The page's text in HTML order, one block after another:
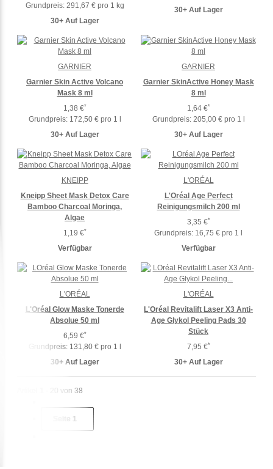
Grundpreis: 291,67 € pro 1 kg
30+ Auf Lager
30+ Auf Lager
Garnier Skin Active Volcano
Mask 8 ml
1,38 €*
Grundpreis: 172,50 € pro 1 l
30+ Auf Lager
GARNIER
Garnier SkinActive Honey Mask
8 ml
1,64 €*
Grundpreis: 205,00 € pro 1 l
30+ Auf Lager
GARNIER
Kneipp Sheet Mask Detox Care
Bamboo Charcoal Moringa,
Algae
1,19 €*
Verfügbar
KNEIPP
L'Oréal Age Perfect
Reinigungsmilch 200 ml
3,35 €*
Grundpreis: 16,75 € pro 1 l
Verfügbar
L'ORÉAL
L'Oréal Glow Maske Tonerde
Absolue 50 ml
6,59 €*
Grundpreis: 131,80 € pro 1 l
30+ Auf Lager
L'ORÉAL
L'Oréal Revitalift Laser X3 Anti-
Age Glykol Peeling Pads 30
Stück
7,95 €*
30+ Auf Lager
L'ORÉAL
Artikel 1 - 20 von 38
Seite 1